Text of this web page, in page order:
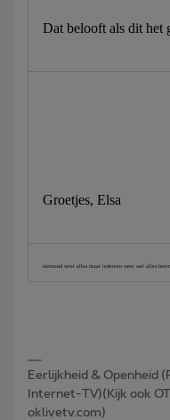
Dat belooft als dit het
Groetjes, Elsa
niemand weet alles maar iedereen weet wel alles beter
Eerlijkheid & Openheid
Internet-TV)(Kijk ook
oklivetv.com)